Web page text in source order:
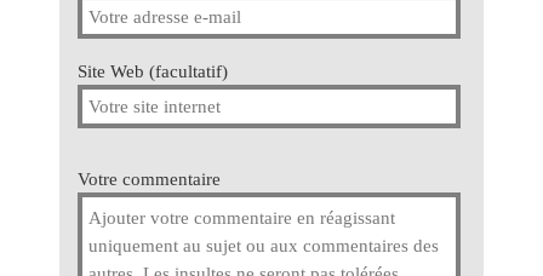
Site Web (facultatif)
Votre commentaire